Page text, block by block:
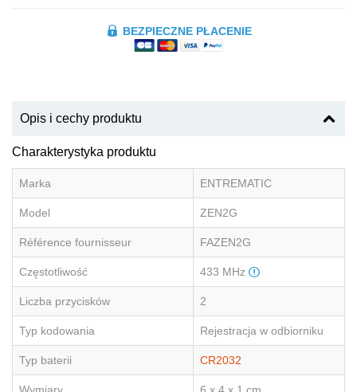
BEZPIECZNE PŁACENIE
Opis i cechy produktu
Charakterystyka produktu
Marka ENTREMATIC
Model ZEN2G
Référence fournisseur FAZEN2G
Częstotliwość 433 MHz
Liczba przycisków 2
Typ kodowania Rejestracja w odbiorniku
Typ baterii CR2032